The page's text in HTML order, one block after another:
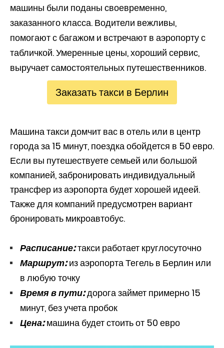
машины были поданы своевременно,
заказанного класса. Водители вежливы,
помогают с багажом и встречают в аэропорту с
табличкой. Умеренные цены, хороший сервис,
выручает самостоятельных путешественников.
Заказать такси в Берлин
Машина такси домчит вас в отель или в центр
города за 15 минут, поездка обойдется в 50 евро.
Если вы путешествуете семьей или большой
компанией, забронировать индивидуальный
трансфер из аэропорта будет хорошей идеей.
Также для компаний предусмотрен вариант
бронировать микроавтобус.
Расписание:такси работает круглосуточно
Маршрут:из аэропорта Тегель в Берлин или
в любую точку
Время в пути:дорога займет примерно 15
минут, без учета пробок
Цена:машина будет стоить от 50 евро